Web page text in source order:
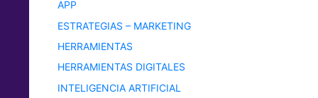
APP
ESTRATEGIAS – MARKETING
HERRAMIENTAS
HERRAMIENTAS DIGITALES
INTELIGENCIA ARTIFICIAL